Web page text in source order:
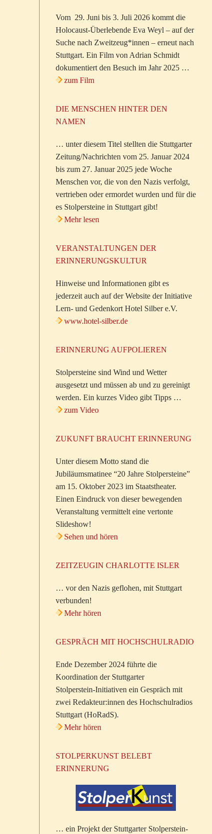
Vom 29. Juni bis 3. Juli 2026 kommt die
Holocaust-Überlebende Eva Weyl – auf der
Suche nach Zweitzeug*innen – erneut nach
Stuttgart. Ein Film von Adrian Schmidt
dokumentiert den Besuch im Jahr 2025 …
zum Film
DIE MENSCHEN HINTER DEN
NAMEN
… unter diesem Titel stellten die Stuttgarter
Zeitung/Nachrichten vom 25. Januar 2024
bis zum 27. Januar 2025 jede Woche
Menschen vor, die von den Nazis verfolgt,
vertrieben oder ermordet wurden und für die
es Stolpersteine in Stuttgart gibt!
Mehr lesen
VERANSTALTUNGEN DER
ERINNERUNGSKULTUR
Hinweise und Informationen gibt es
jederzeit auch auf der Website der Initiative
Lern- und Gedenkort Hotel Silber e.V.
www.hotel-silber.de
ERINNERUNG AUFPOLIEREN
Stolpersteine sind Wind und Wetter
ausgesetzt und müssen ab und zu gereinigt
werden. Ein kurzes Video gibt Tipps …
zum Video
ZUKUNFT BRAUCHT ERINNERUNG
Unter diesem Motto stand die
Jubiläumsmatinee “20 Jahre Stolpersteine”
am 15. Oktober 2023 im Staatstheater.
Einen Eindruck von dieser bewegenden
Veranstaltung vermittelt eine vertonte
Slideshow!
Sehen und hören
ZEITZEUGIN CHARLOTTE ISLER
… vor den Nazis geflohen, mit Stuttgart
verbunden!
Mehr hören
GESPRÄCH MIT HOCHSCHULRADIO
Ende Dezember 2024 führte die
Koordination der Stuttgarter
Stolperstein-Initiativen ein Gespräch mit
zwei Redakteur:innen des Hochschulradios
Stuttgart (HoRadS).
Mehr hören
STOLPERKUNST BELEBT
ERINNERUNG
… ein Projekt der Stuttgarter Stolperstein-